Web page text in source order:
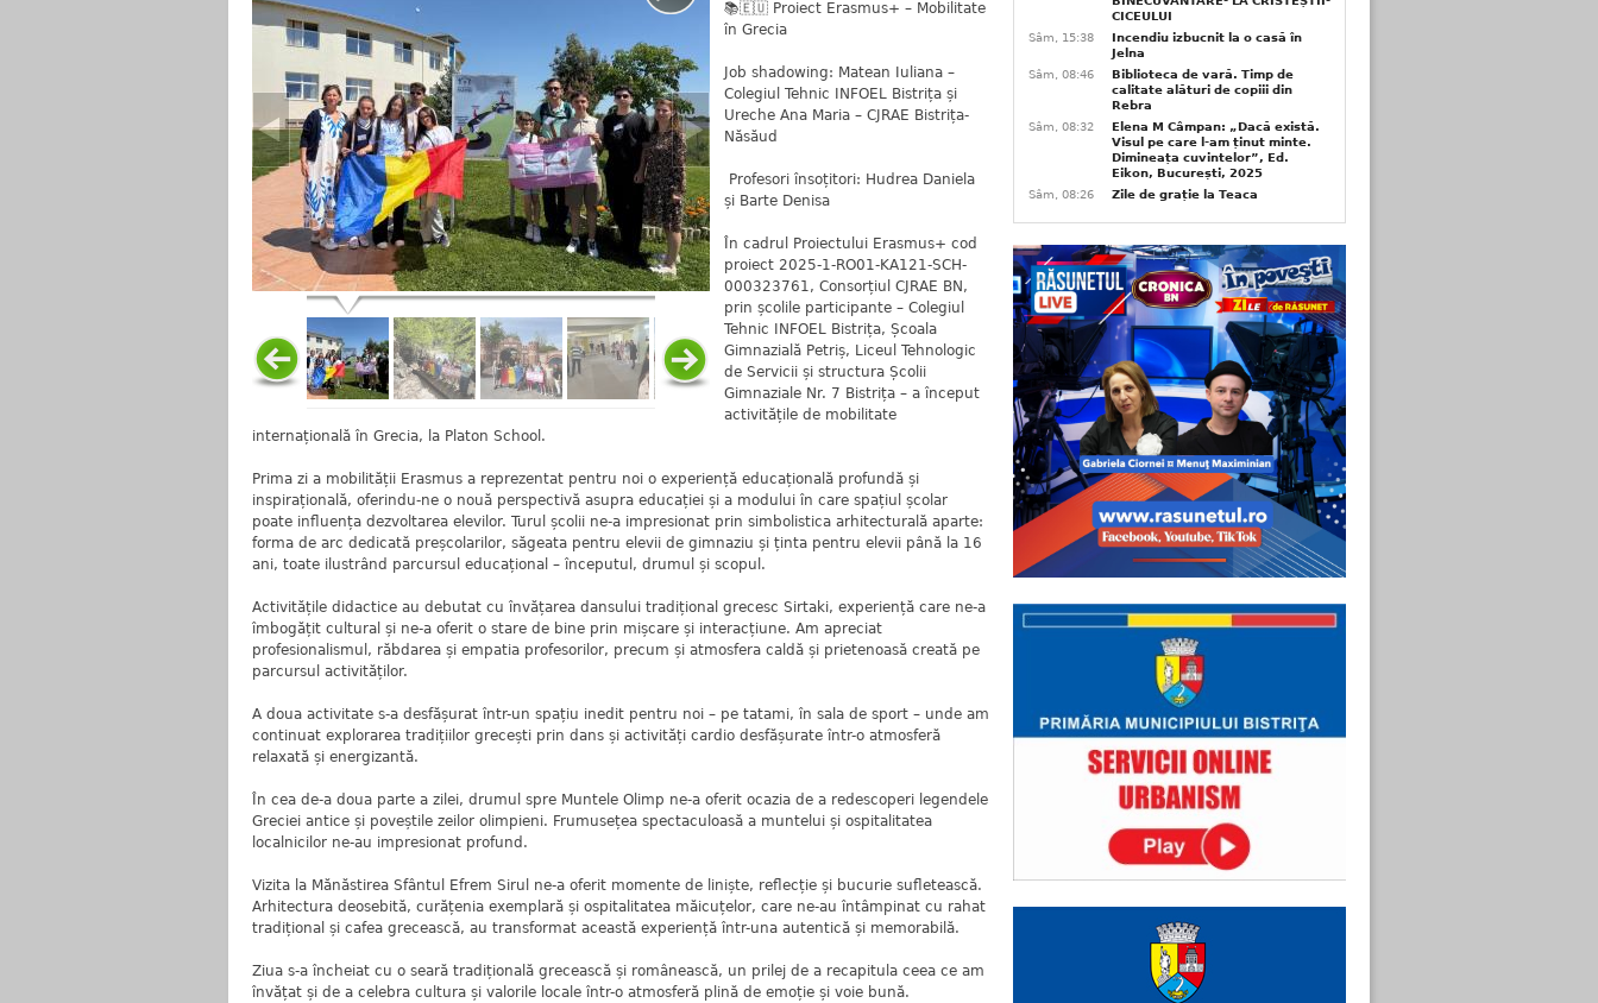
📚🇪🇺 Proiect Erasmus+ – Mobilitate
în Grecia
Job shadowing: Matean Iuliana –
Colegiul Tehnic INFOEL Bistrița și
Ureche Ana Maria – CJRAE Bistrița-
Năsăud
Profesori însoțitori: Hudrea Daniela
și Barte Denisa
În cadrul Proiectului Erasmus+ cod
proiect 2025-1-RO01-KA121-SCH-
000323761, Consorțiul CJRAE BN,
prin școlile participante – Colegiul
Tehnic INFOEL Bistrița, Școala
Gimnazială Petriș, Liceul Tehnologic
de Servicii și structura Școlii
Gimnaziale Nr. 7 Bistrița – a început
activitățile de mobilitate
internațională în Grecia, la Platon School.
Prima zi a mobilității Erasmus a reprezentat pentru noi o experiență educațională profundă și
inspirațională, oferindu-ne o nouă perspectivă asupra educației și a modului în care spațiul școlar
poate influența dezvoltarea elevilor. Turul școlii ne-a impresionat prin simbolistica arhitecturală aparte:
forma de arc dedicată preșcolarilor, săgeata pentru elevii de gimnaziu și ținta pentru elevii până la 16
ani, toate ilustrând parcursul educațional – începutul, drumul și scopul.
Activitățile didactice au debutat cu învățarea dansului tradițional grecesc Sirtaki, experiență care ne-a
îmbogățit cultural și ne-a oferit o stare de bine prin mișcare și interacțiune. Am apreciat
profesionalismul, răbdarea și empatia profesorilor, precum și atmosfera caldă și prietenoasă creată pe
parcursul activităților.
A doua activitate s-a desfășurat într-un spațiu inedit pentru noi – pe tatami, în sala de sport – unde am
continuat explorarea tradițiilor grecești prin dans și activități cardio desfășurate într-o atmosferă
relaxată și energizantă.
În cea de-a doua parte a zilei, drumul spre Muntele Olimp ne-a oferit ocazia de a redescoperi legendele
Greciei antice și poveștile zeilor olimpieni. Frumusețea spectaculoasă a muntelui și ospitalitatea
localnicilor ne-au impresionat profund.
Vizita la Mănăstirea Sfântul Efrem Sirul ne-a oferit momente de liniște, reflecție și bucurie sufletească.
Arhitectura deosebită, curățenia exemplară și ospitalitatea măicuțelor, care ne-au întâmpinat cu rahat
tradițional și cafea grecească, au transformat această experiență într-una autentică și memorabilă.
Ziua s-a încheiat cu o seară tradițională grecească și românească, un prilej de a recapitula ceea ce am
învățat și de a celebra cultura și valorile locale într-o atmosferă plină de emoție și voie bună.
CICEULUI
Sâm, 15:38
Incendiu izbucnit la o casă în
Jelna
Sâm, 08:46
Biblioteca de vară. Timp de
calitate alături de copiii din
Rebra
Sâm, 08:32
Elena M Câmpan: „Dacă există.
Visul pe care l-am ținut minte.
Dimineața cuvintelor”, Ed.
Eikon, București, 2025
Sâm, 08:26
Zile de grație la Teaca